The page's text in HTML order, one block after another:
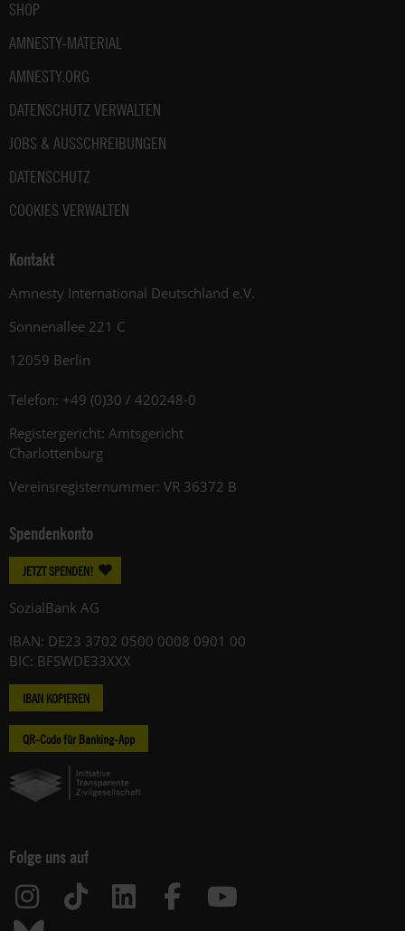
SHOP
AMNESTY-MATERIAL
AMNESTY.ORG
DATENSCHUTZ VERWALTEN
JOBS & AUSSCHREIBUNGEN
DATENSCHUTZ
COOKIES VERWALTEN
Kontakt
Amnesty International Deutschland e.V.
Sonnenallee 221 C
12059 Berlin
Telefon: +49 (0)30 / 420248-0
Registergericht: Amtsgericht
Charlottenburg
Vereinsregisternummer: VR 36372 B
Spendenkonto
JETZT SPENDEN!
SozialBank AG
IBAN: DE23 3702 0500 0008 0901 00
BIC: BFSWDE33XXX
IBAN KOPIEREN
QR-Code für Banking-App
Folge uns auf